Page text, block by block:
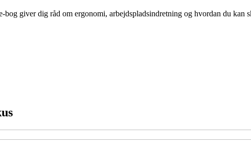
giver dig råd om ergonomi, arbejdspladsindretning og hvordan du kan